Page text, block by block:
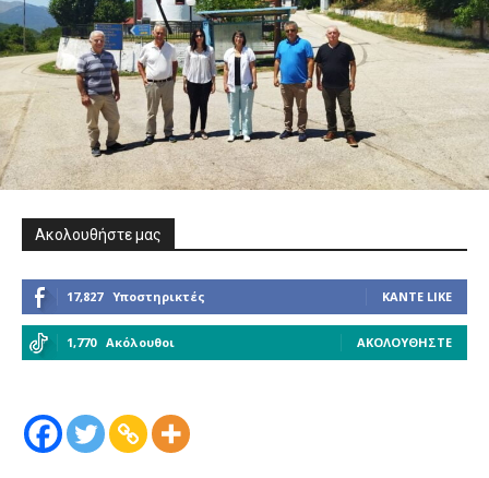
Ακολουθήστε μας
17,827 Υποστηρικτές ΚΆΝΤΕ LIKE
1,770 Ακόλουθοι ΑΚΟΛΟΥΘΉΣΤΕ